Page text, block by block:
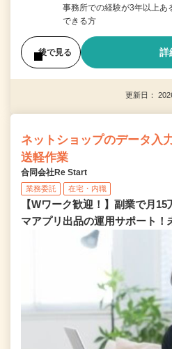
事務所での経験が3年以上あ
できる方
後で見る 詳
更新日：
ネットショップのデータ入
送軽作業
合同会社Re Start
業務委託 在宅・内職
【Wワーク歓迎！】副業で月
マアプリ出品の運用サポート！